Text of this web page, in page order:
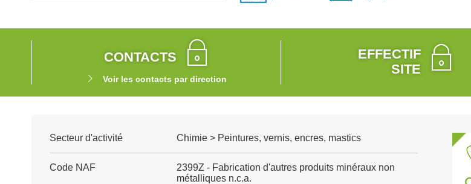
CONTACTS
Voir les contacts par direction
EFFECTIF
SITE
Secteur d'activité Chimie > Peintures, vernis, encres, mastics
Code NAF
2399Z - Fabrication d'autres produits minéraux non
métalliques n.c.a.